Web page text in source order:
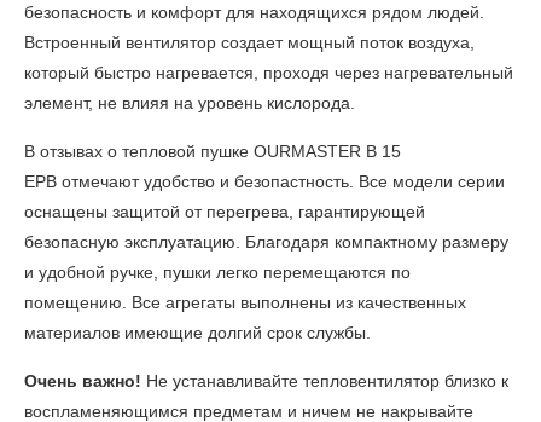
безопасность и комфорт для находящихся рядом людей.
Встроенный вентилятор создает мощный поток воздуха,
который быстро нагревается, проходя через нагревательный
элемент, не влияя на уровень кислорода.
В отзывах о тепловой пушке OURMASTER B 15
EPB отмечают удобство и безопастность. Все модели серии
оснащены защитой от перегрева, гарантирующей
безопасную эксплуатацию. Благодаря компактному размеру
и удобной ручке, пушки легко перемещаются по
помещению. Все агрегаты выполнены из качественных
материалов имеющие долгий срок службы.
Очень важно! Не устанавливайте тепловентилятор близко к
воспламеняющимся предметам и ничем не накрывайте